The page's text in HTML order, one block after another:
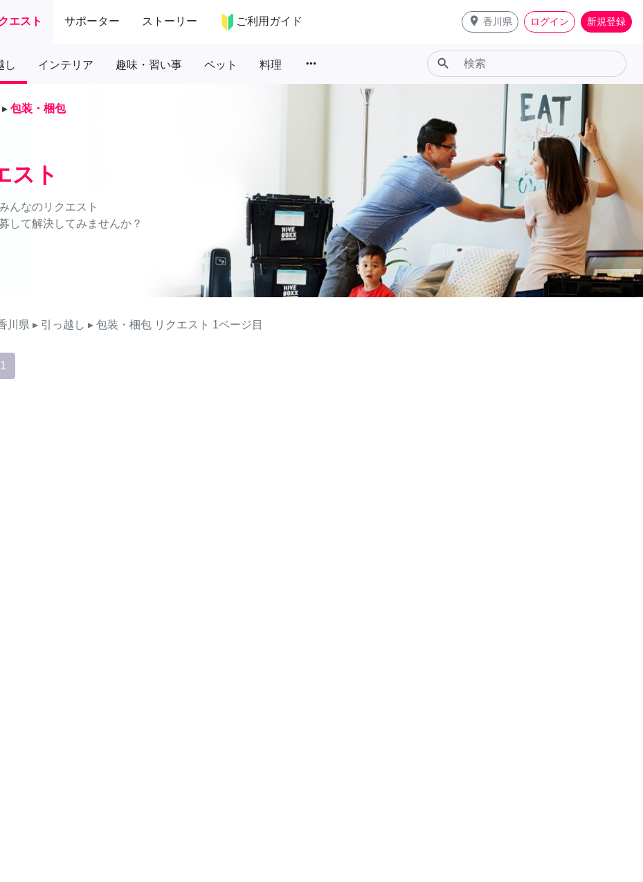
エスト サポーター ストーリー ご利用ガイド place 香川県 ログイン 新規登録
し インテリア 趣味・習い事 ペット 料理 more_horiz search
▸ 包装・梱包
スト
んなのリクエスト
して解決してみませんか？
川県 ▸ 引っ越し ▸ 包装・梱包 リクエスト 1ページ目
1